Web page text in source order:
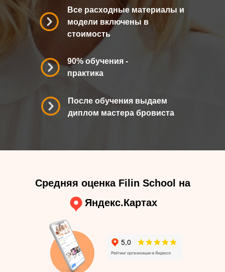
Все расходные материалы и
модели включены в
стоимость
После обучения выдаем
диплом мастера бровиста
90% обучения -
практика
Средняя оценка Filin School на
Яндекс.Картах